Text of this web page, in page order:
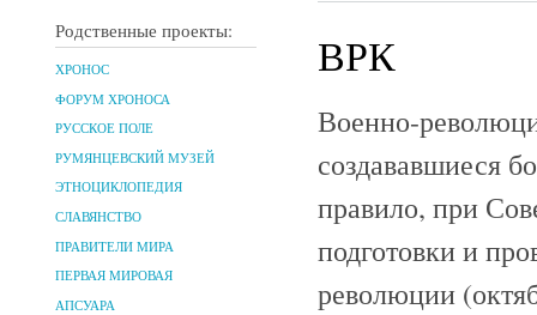
Родственные проекты:
ХРОНОС
ФОРУМ ХРОНОСА
РУССКОЕ ПОЛЕ
РУМЯНЦЕВСКИЙ МУЗЕЙ
ЭТНОЦИКЛОПЕДИЯ
СЛАВЯНСТВО
ПРАВИТЕЛИ МИРА
ПЕРВАЯ МИРОВАЯ
АПСУАРА
ВРК
Военно-
создававшиеся
правило, при
подготовки и
революции